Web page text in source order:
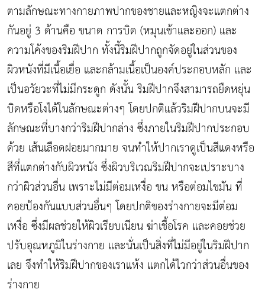
ตามลักษณะทางกายภาพปากของชายและหญิงจะแตกต่าง
กันอยู่ 3 ด้านคือ ขนาด การบิด (หมุนเข้าและออก) และ
ความโค้งของริมฝีปาก ทั้งนี้ริมฝีปากถูกจัดอยู่ในส่วนของ
ผิวหนังที่มีเนื้อเยื่อ และกล้ามเนื้อเป็นองค์ประกอบหลัก และ
เป็นอวัยวะที่ไม่มีกระดูก ดังนั้น ริมฝีปากจึงสามารถยืดหยุ่น
บิดหรือโงได้ในลักษณะต่างๆ โดยปกติแล้วริมฝีปากบนจะมี
ลักษณะที่บางกว่าริมฝีปากล่าง ซึ่งภายในริมฝีปากประกอบ
ด้วย เส้นเลือดฝอยมากมาย จนทำให้ปากเราดูเป็นสีแดงหรือ
สีที่แตกต่างกับผิวหนัง ซึ่งผิวบริเวณริมฝีปากจะเปราะบาง
กว่าผิวส่วนอื่น เพราะไม่มีต่อมเหงื่อ ขน หรือต่อมไขมัน ที่
คอยป้องกันแบบส่วนอื่นๆ โดยปกติของร่างกายจะมีต่อม
เหงื่อ ซึ่งมีผลช่วยให้ผิวเรียบเนียน ฆ่าเชื้อโรค และคอยช่วย
ปรับอุณหภูมิในร่างกาย และนั่นเป็นสิ่งที่ไม่มีอยู่ในริมฝีปาก
เลย จึงทำให้ริมฝีปากของเราแห้ง แตกได้ไวกว่าส่วนอื่นของ
ร่างกาย